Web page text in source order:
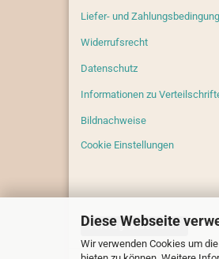
Diese Webseite
Wir verwenden Cookies um
Liefer- und
Widerrufsrecht
Datenschutz
Informationen zu
Bildnachweise
Cookie Einstellungen
Vertrag widerrufen